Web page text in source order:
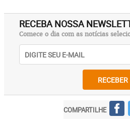
RECEBA NOSSA
Comece o dia com as notícias
RECEBER
COMPARTILHE